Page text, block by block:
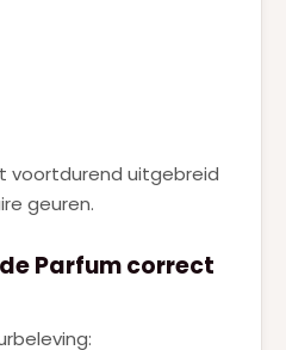
voortdurend uitgebreid
geuren.
Parfum correct